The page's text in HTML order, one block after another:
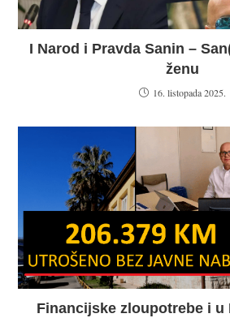
I Narod i Pravda Sanin –
ženu
16. listopada 2025.
Financijske zloupotrebe i u